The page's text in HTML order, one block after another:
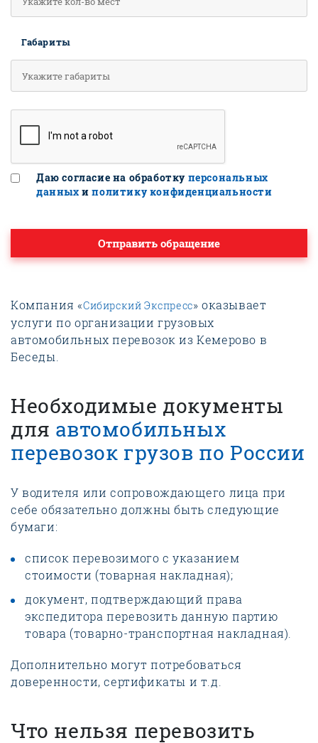
Габариты
Даю согласие на обработку персональных
данных иполитику конфиденциальности
Отправить обращение
Компания «Сибирский Экспресс» оказывает
услуги по организации грузовых
автомобильных перевозок из Кемерово в
Беседы.
Необходимые документы
для автомобильных
перевозок грузов по России
У водителя или сопровождающего лица при
себе обязательно должны быть следующие
бумаги:
список перевозимого с указанием
стоимости (товарная накладная);
документ, подтверждающий права
экспедитора перевозить данную партию
товара (товарно-транспортная накладная).
Дополнительно могут потребоваться
доверенности, сертификаты и т.д.
Что нельзя перевозить